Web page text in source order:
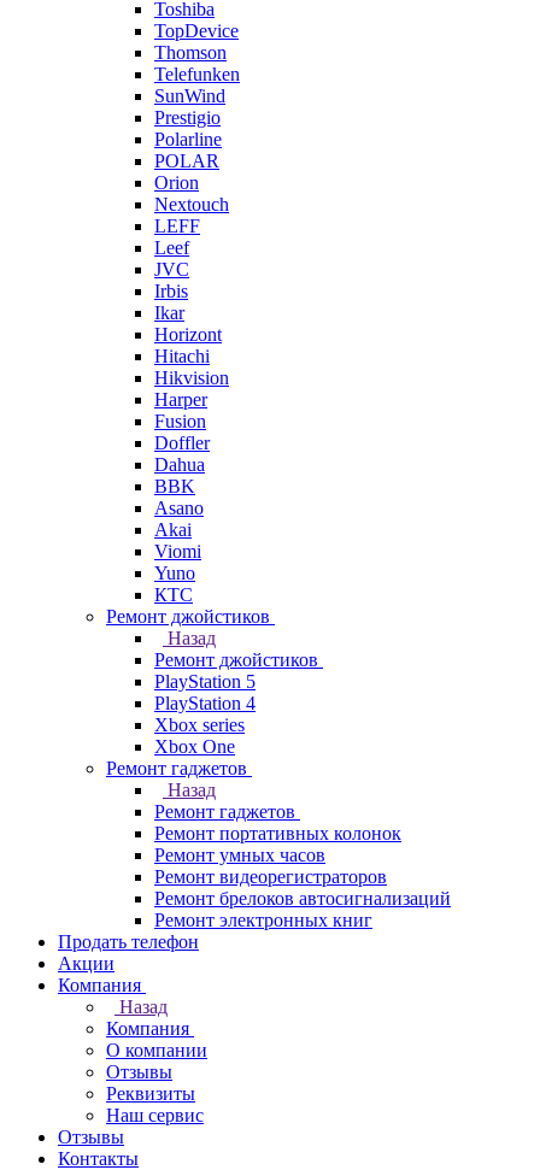
Toshiba
TopDevice
Thomson
Telefunken
SunWind
Prestigio
Polarline
POLAR
Orion
Nextouch
LEFF
Leef
JVC
Irbis
Ikar
Horizont
Hitachi
Hikvision
Harper
Fusion
Doffler
Dahua
BBK
Asano
Akai
Viomi
Yuno
КТС
Ремонт джойстиков
Назад
Ремонт джойстиков
PlayStation 5
PlayStation 4
Xbox series
Xbox One
Ремонт гаджетов
Назад
Ремонт гаджетов
Ремонт портативных колонок
Ремонт умных часов
Ремонт видеорегистраторов
Ремонт брелоков автосигнализаций
Ремонт электронных книг
Продать телефон
Акции
Компания
Назад
Компания
О компании
Отзывы
Реквизиты
Наш сервис
Отзывы
Контакты